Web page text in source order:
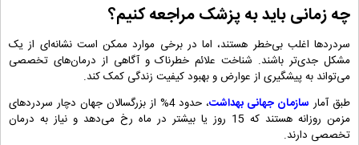
چه زمانی باید به پزشک مراجعه کنیم؟
سردردها اغلب بی‌خطر هستند، اما در برخی موارد ممکن است نشانه‌ای از یک
مشکل جدی‌تر باشند. شناخت علائم خطرناک و آگاهی از درمان‌های تخصصی
می‌تواند به پیشگیری از عوارض و بهبود کیفیت زندگی کمک کند.
طبق آمار سازمان جهانی بهداشت
، حدود 4% از بزرگسالان جهان دچار سردردهای
مزمن روزانه هستند که 15 روز یا بیشتر در ماه رخ می‌دهد و نیاز به درمان
تخصصی دارند.